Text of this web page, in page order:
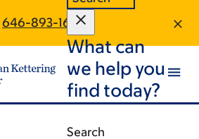
646-893-1644
What can
we help you
find today?
Search